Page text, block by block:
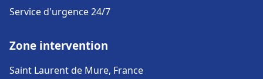
Service d'urgence 24/7
Zone intervention
Saint Laurent de Mure, France